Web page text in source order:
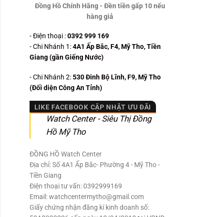
Đồng Hồ Chính Hãng - Đền tiền gấp 10 nếu
hàng giả
- Điện thoại :0392 999 169
- Chi Nhánh 1:4A1 Ấp Bắc, F4, Mỹ Tho, Tiền
Giang (gần Giếng Nước)
- Chi Nhánh 2:530Đinh Bộ Lĩnh, F9, Mỹ Tho
(Đối diện Công An Tỉnh)
LIKE FACEBOOK CẬP NHẬT ƯU ĐÃI
Watch Center - Siêu Thị Đồng
Hồ Mỹ Tho
ĐỒNG HỒ Watch Center
Địa chỉ: Số 4A1 Ấp Bắc- Phường 4 - Mỹ Tho -
Tiền Giang
Điện thoại tư vấn: 0392999169
Email: watchcentermytho@gmail.com
Giấy chứng nhận đăng kí kinh doanh số: